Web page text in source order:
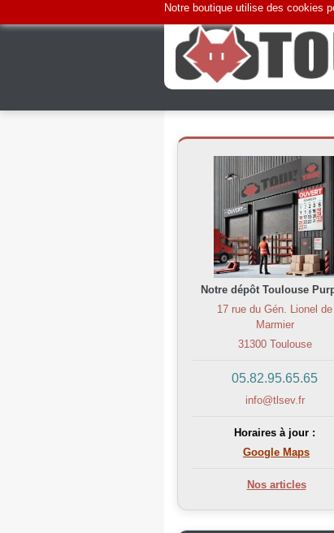
Notre boutique utilise des cookies
Notre dépôt Toulouse
17 rue du Gén. Lionel de
Marmier
31300 Toulouse
05.82.95.65.65
info@tlsev.fr
Horaires à jour :
Google Maps
Nos articles